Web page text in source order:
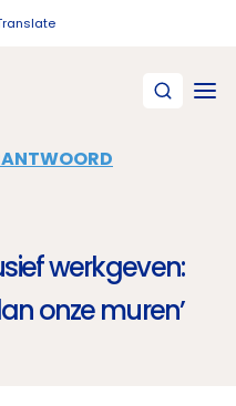
werkgeven:
onze muren’